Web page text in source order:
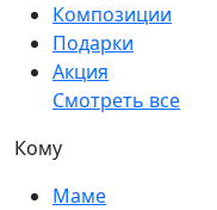
Композиции
Подарки
Акция
Смотреть все
Кому
Маме